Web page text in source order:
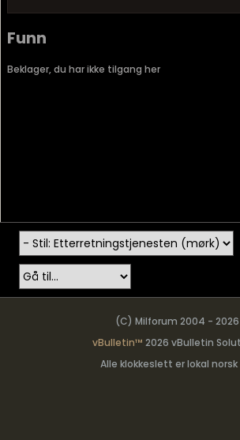
Funn
Beklager, du har ikke tilgang her
(C) Milforum 2004 - 2026
vBulletin™ 2026 vBulletin
Alle klokkeslett er lokal